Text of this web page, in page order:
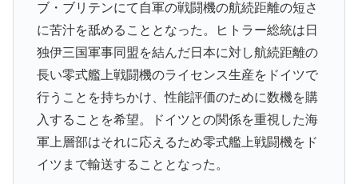
ブ・ブリテンにて自軍の戦闘機の航続距離の短さ
に苦汁を舐めることとなった。ヒトラー総統は日
独伊三国軍事同盟を結んだ日本に対し航続距離の
長い零式艦上戦闘機のライセンス生産をドイツで
行うことを持ちかけ、性能評価のために数機を購
入することを希望。ドイツとの関係を重視した海
軍上層部はそれに応えるため零式艦上戦闘機をド
イツまで輸送することとなった。